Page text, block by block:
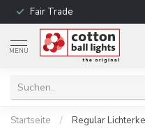
Fair Trade
MENU
Startseite / Regular